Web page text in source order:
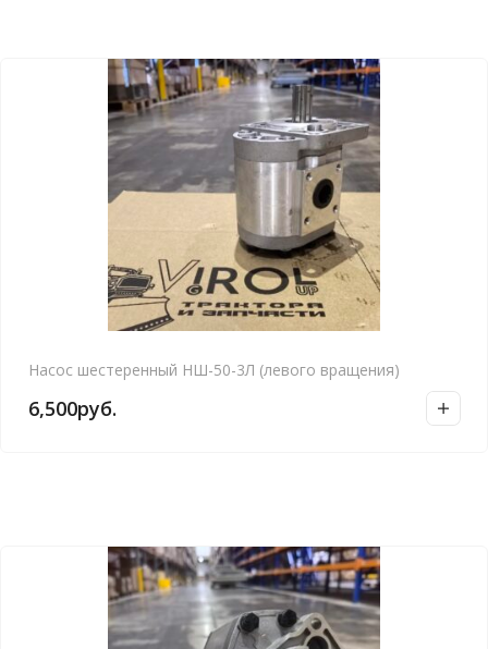
Насос шестеренный НШ-50-3Л (левого вращения)
6,500руб.